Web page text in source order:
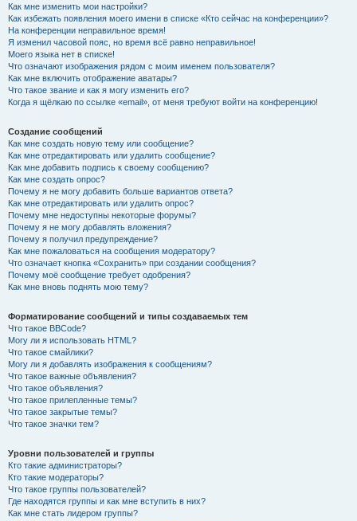
Как мне изменить мои настройки?
Как избежать появления моего имени в списке «Кто сейчас на конференции»?
На конференции неправильное время!
Я изменил часовой пояс, но время всё равно неправильное!
Моего языка нет в списке!
Что означают изображения рядом с моим именем пользователя?
Как мне включить отображение аватары?
Что такое звание и как я могу изменить его?
Когда я щёлкаю по ссылке «email», от меня требуют войти на конференцию!
Создание сообщений
Как мне создать новую тему или сообщение?
Как мне отредактировать или удалить сообщение?
Как мне добавить подпись к своему сообщению?
Как мне создать опрос?
Почему я не могу добавить больше вариантов ответа?
Как мне отредактировать или удалить опрос?
Почему мне недоступны некоторые форумы?
Почему я не могу добавлять вложения?
Почему я получил предупреждение?
Как мне пожаловаться на сообщения модератору?
Что означает кнопка «Сохранить» при создании сообщения?
Почему моё сообщение требует одобрения?
Как мне вновь поднять мою тему?
Форматирование сообщений и типы создаваемых тем
Что такое BBCode?
Могу ли я использовать HTML?
Что такое смайлики?
Могу ли я добавлять изображения к сообщениям?
Что такое важные объявления?
Что такое объявления?
Что такое прилепленные темы?
Что такое закрытые темы?
Что такое значки тем?
Уровни пользователей и группы
Кто такие администраторы?
Кто такие модераторы?
Что такое группы пользователей?
Где находятся группы и как мне вступить в них?
Как мне стать лидером группы?